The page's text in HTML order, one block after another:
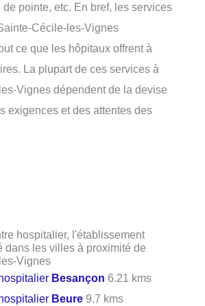
de pointe, etc. En bref, les services
Cécile-les-Vignes
ce que les hôpitaux offrent à
La plupart de ces services à
Vignes dépendent de la devise
exigences et des attentes des
hospitalier, l'établissement
dans les villes à proximité de
Vignes
Besançon 6.21 kms
Beure 9.7 kms